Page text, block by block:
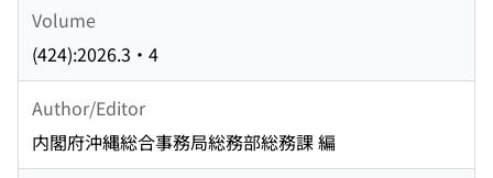
Volume
(424):2026.3・4
Author/Editor
内閣府沖縄総合事務局総務部総務課 編